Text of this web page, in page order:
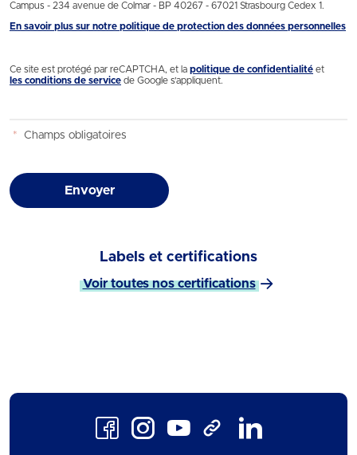
Campus - 234 avenue de Colmar - BP 40267 - 67021 Strasbourg Cedex 1.
En savoir plus sur notre politique de protection des données personnelles
Ce site est protégé par reCAPTCHA, et la politique de confidentialité et
les conditions de service de Google s’appliquent.
* Champs obligatoires
Envoyer
Labels et certifications
Voir toutes nos certifications
FacebookInstagramYoutube TikTok